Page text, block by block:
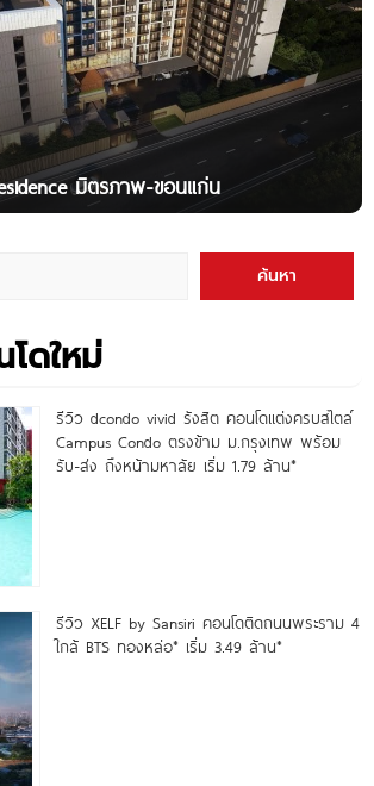
มิตรภาพ-ขอนแก่น
ค้นหา
ดใหม่
รีวิว dcondo vivid รังสิต คอนโดแต่งครบสไตล์
Campus Condo ตรงข้าม ม.กรุงเทพ พร้อม
รับ-ส่ง ถึงหน้ามหาลัย เริ่ม 1.79 ล้าน*
รีวิว XELF by Sansiri คอนโดติดถนนพระราม 4
ใกล้ BTS ทองหล่อ* เริ่ม 3.49 ล้าน*